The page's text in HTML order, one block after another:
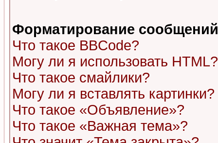
Форматирование
Что такое BBCode?
Могу ли я использовать HTML?
Что такое смайлики?
Могу ли я вставлять картинки?
Что такое «Объявление»?
Что такое «Важная тема»?